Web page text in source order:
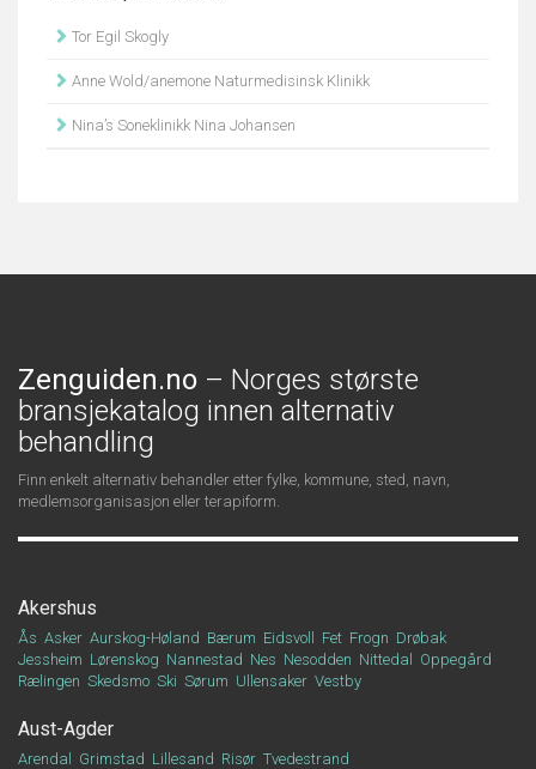
Tor Egil Skogly
Anne Wold/anemone Naturmedisinsk Klinikk
Nina’s Soneklinikk Nina Johansen
Zenguiden.no – Norges største
bransjekatalog innen alternativ
behandling
Finn enkelt alternativ behandler etter fylke, kommune, sted, navn,
medlemsorganisasjon eller terapiform.
Akershus
Ås Asker Aurskog-Høland Bærum Eidsvoll Fet Frogn Drøbak
Jessheim Lørenskog Nannestad Nes Nesodden Nittedal
Oppegård
Rælingen Skedsmo Ski Sørum Ullensaker Vestby
Aust-Agder
Arendal Grimstad Lillesand Risør Tvedestrand